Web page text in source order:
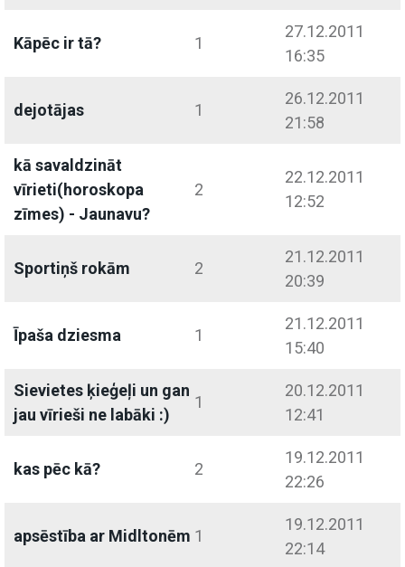
Kāpēc ir tā? 1
27.12.2011
16:35
dejotājas 1
26.12.2011
21:58
kā savaldzināt
vīrieti(horoskopa
zīmes) - Jaunavu?
2
22.12.2011
12:52
Sportiņš rokām 2
21.12.2011
20:39
Īpaša dziesma 1
21.12.2011
15:40
Sievietes ķieģeļi un gan
jau vīrieši ne labāki :)
1
20.12.2011
12:41
kas pēc kā? 2
19.12.2011
22:26
apsēstība ar Midltonēm 1
19.12.2011
22:14